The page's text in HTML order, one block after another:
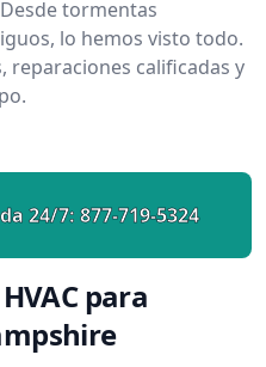
tormentas
lo hemos visto todo.
reparaciones calificadas y
24/7: 877-719-5324
para